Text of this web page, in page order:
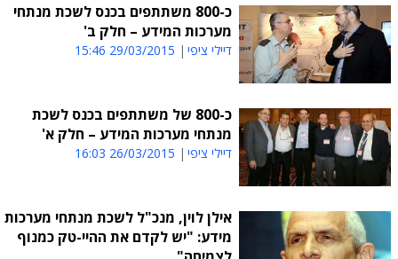
כ-800 משתתפים בכנס לשכת מנתחי
מערכות המידע – חלק ב'
דיילי ציפי 29/03/2015 15:46
כ-800 של משתתפים בכנס לשכת
מנתחי מערכות המידע – חלק א'
דיילי ציפי 26/03/2015 16:03
אילן לוין, מנכ"ל לשכת מנתחי מערכות
מידע: "יש לקדם את ההיי-טק כמנוף